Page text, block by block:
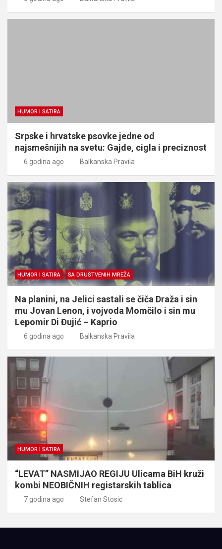
HUMOR I SATIRA
Srpske i hrvatske psovke jedne od
najsmešnijih na svetu: Gajde, cigla i preciznost
6 godina ago Balkanska Pravila
HUMOR I SATIRA SA DRUŠTVENIH MREŽA
Na planini, na Jelici sastali se čiča Draža i sin
mu Jovan Lenon, i vojvoda Momčilo i sin mu
Lepomir Di Đujić – Kaprio
6 godina ago Balkanska Pravila
HUMOR I SATIRA
“LEVAT” NASMIJAO REGIJU Ulicama BiH kruži
kombi NEOBIČNIH registarskih tablica
7 godina ago Stefan Stosic